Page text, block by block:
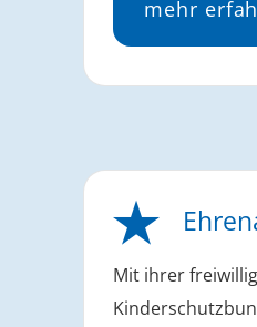
mehr
Mit ihrer